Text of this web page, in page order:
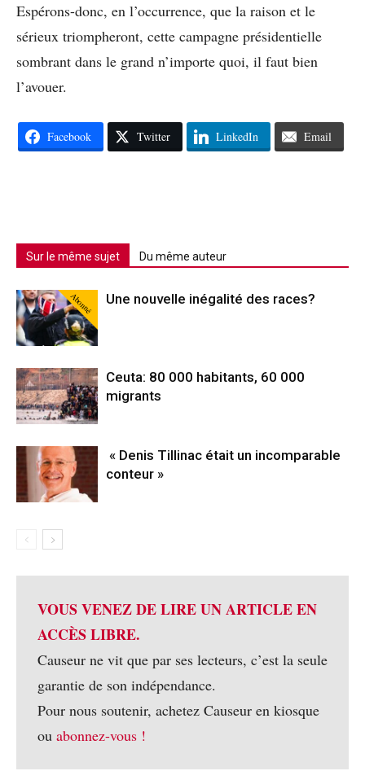
Espérons-donc, en l’occurrence, que la raison et le
sérieux triompheront, cette campagne présidentielle
sombrant dans le grand n’importe quoi, il faut bien
l’avouer.
Facebook Twitter LinkedIn Email
Sur le même sujet Du même auteur
Abonné Une nouvelle inégalité des races?
Ceuta: 80 000 habitants, 60 000
migrants
« Denis Tillinac était un incomparable
conteur »
VOUS VENEZ DE LIRE UN ARTICLE EN
ACCÈS LIBRE.
Causeur ne vit que par ses lecteurs, c’est la seule
garantie de son indépendance.
Pour nous soutenir, achetez Causeur en kiosque
ou abonnez-vous !